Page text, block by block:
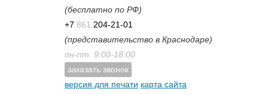
(бесплатно по РФ)
+7 861 204-21-01
(представительство в Краснодаре)
пн-пт. 9:00-18:00
заказать звонок
версия для печати карта сайта